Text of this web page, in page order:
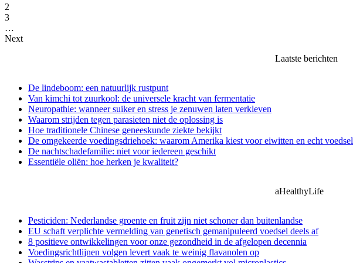
2
3
…
Next
Laatste berichten
De lindeboom: een natuurlijk rustpunt
Van kimchi tot zuurkool: de universele kracht van fermentatie
Neuropathie: wanneer suiker en stress je zenuwen laten verkleven
Waarom strijden tegen parasieten niet de oplossing is
Hoe traditionele Chinese geneeskunde ziekte bekijkt
De omgekeerde voedingsdriehoek: waarom Amerika kiest voor eiwitten en echt voedsel
De nachtschadefamilie: niet voor iedereen geschikt
Essentiële oliën: hoe herken je kwaliteit?
aHealthyLife
Pesticiden: Nederlandse groente en fruit zijn niet schoner dan buitenlandse
EU schaft verplichte vermelding van genetisch gemanipuleerd voedsel deels af
8 positieve ontwikkelingen voor onze gezondheid in de afgelopen decennia
Voedingsrichtlijnen volgen levert vaak te weinig flavanolen op